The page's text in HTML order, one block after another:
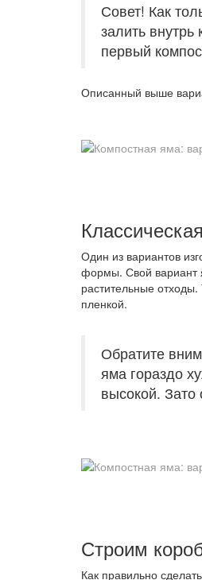
Совет! Как
залить
первый
Описанный выше
Один из вариантов
формы. Свой вариант
растительные
пленкой.
Обратите
яма гораздо
высокой.
Строим
Как правильно